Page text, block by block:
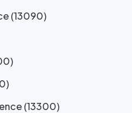
(13090)
(13300)